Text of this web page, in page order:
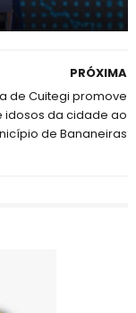
PRÓXIMA
de Cuitegi promove
idosos da cidade ao
de Bananeiras